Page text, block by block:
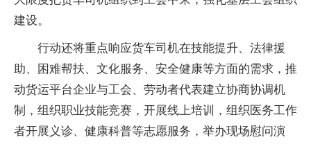
建设。
行动还将重点响应货车司机在技能提升、法律援
助、困难帮扶、文化服务、安全健康等方面的需求，推
动货运平台企业与工会、劳动者代表建立协商协调机
制，组织职业技能竞赛，开展线上培训，组织医务工作
者开展义诊、健康科普等志愿服务，举办现场慰问演